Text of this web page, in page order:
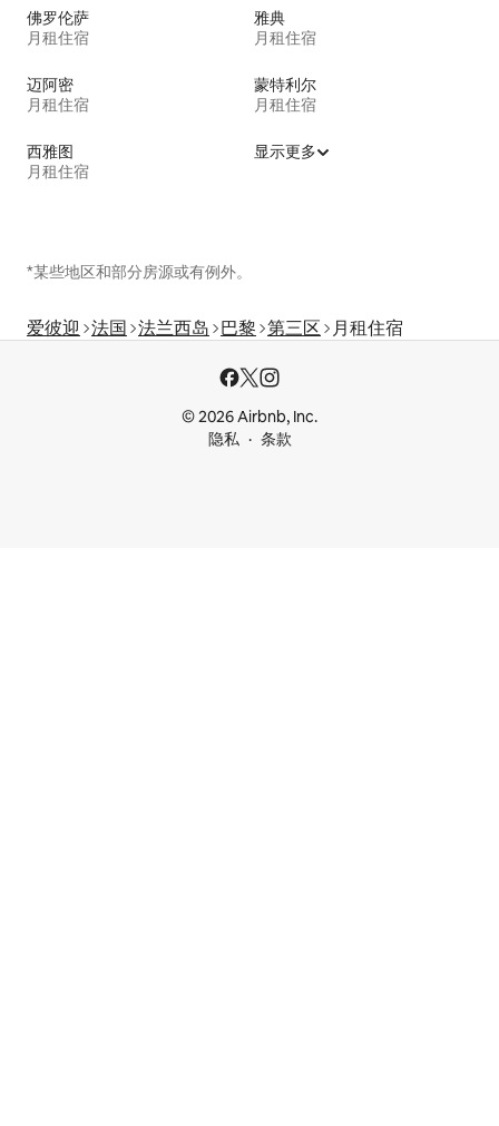
佛罗伦萨
月租住宿
雅典
月租住宿
迈阿密
月租住宿
蒙特利尔
月租住宿
西雅图
月租住宿
显示更多
*某些地区和部分房源或有例外。
爱彼迎 法国 法兰西岛 巴黎 第三区 月租住宿
© 2026 Airbnb, Inc.
隐私
条款